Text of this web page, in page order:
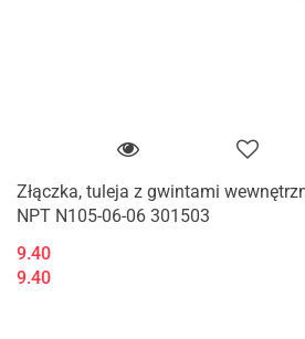
Złączka, tuleja z gwintami
NPT N105-06-06 301503
9.40
9.40